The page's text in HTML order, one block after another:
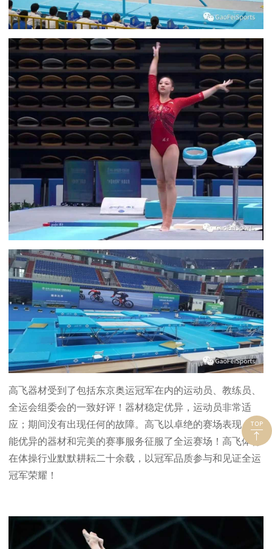
高飞器材受到了包括东京奥运冠军在内的运动员、教练员、
全运会组委会的一致好评！器材稳定优异，运动员非常适
应；期间没有出现任何的故障。高飞以卓绝的赛场表现、性
能优异的器材和完美的赛事服务征服了全运赛场！高飞体育
在体操行业默默耕耘二十余载，以冠军品质参与和见证全运
冠军荣耀！